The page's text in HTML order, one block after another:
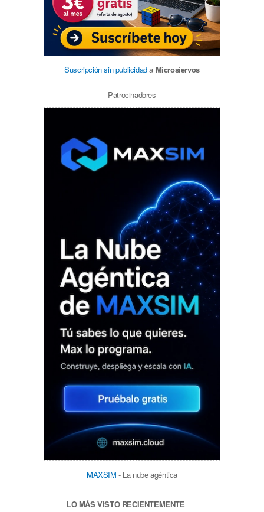
Suscripción sin publicidada Microsiervos
Patrocinadores
MAXSIM - La nube agéntica
LO MÁS VISTO RECIENTEMENTE